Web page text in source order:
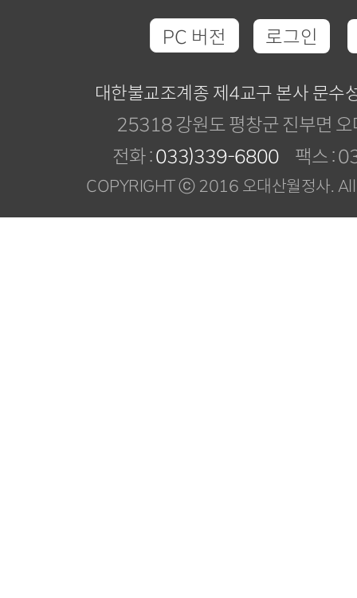
PC 버전 로그인
대한불교조계종 제4교구 본사 문수
25318 강원도 평창군 진부면
전화 :033)339-6800 팩스 :
COPYRIGHT ⓒ 2016 오대산월정사.